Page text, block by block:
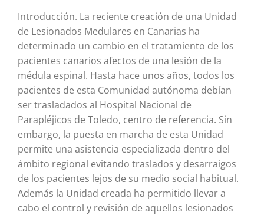
Introducción. La reciente creación de una Unidad
de Lesionados Medulares en Canarias ha
determinado un cambio en el tratamiento de los
pacientes canarios afectos de una lesión de la
médula espinal. Hasta hace unos años, todos los
pacientes de esta Comunidad autónoma debían
ser trasladados al Hospital Nacional de
Parapléjicos de Toledo, centro de referencia. Sin
embargo, la puesta en marcha de esta Unidad
permite una asistencia especializada dentro del
ámbito regional evitando traslados y desarraigos
de los pacientes lejos de su medio social habitual.
Además la Unidad creada ha permitido llevar a
cabo el control y revisión de aquellos lesionados